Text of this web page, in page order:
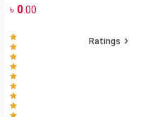
৳ 0.00
Ratings